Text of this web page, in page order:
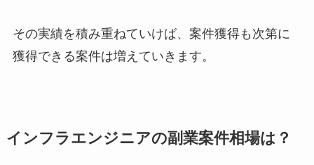
その実績を積み重ねていけば、案件獲得も次第に
獲得できる案件は増えていきます。
インフラエンジニアの副業案件相場は？